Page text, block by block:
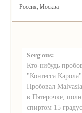
Россия, Москва
Sergious:
Кто-нибудь
"Контесса
Пробовал
в Пятерочке,
спиртом 15